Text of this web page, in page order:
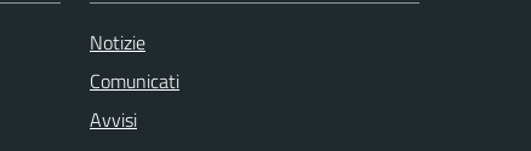
Notizie
Comunicati
Avvisi